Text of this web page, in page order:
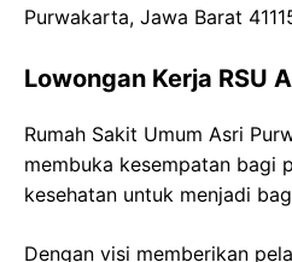
Purwakarta, Jawa Barat
Lowongan Kerja RSU
Rumah Sakit Umum Asri
membuka kesempatan bagi
kesehatan untuk menjadi
Dengan visi memberikan